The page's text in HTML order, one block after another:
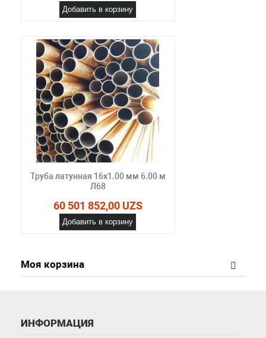
Добавить в корзину
Труба латунная 16х1.00 мм 6.00 м
Л68
60 501 852,00 UZS
Добавить в корзину
Моя корзина
ИНФОРМАЦИЯ